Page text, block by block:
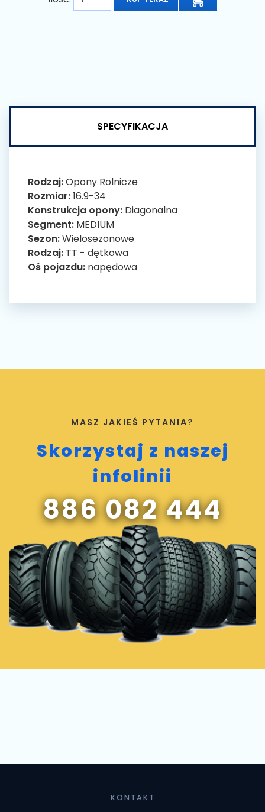
SPECYFIKACJA
Rodzaj:Opony Rolnicze
Rozmiar:16.9-34
Konstrukcja opony: Diagonalna
Segment: MEDIUM
Sezon:Wielosezonowe
Rodzaj: TT - dętkowa
Oś pojazdu: napędowa
MASZ JAKIEŚ PYTANIA?
Skorzystaj z naszej
infolinii
886 082 444
KONTAKT